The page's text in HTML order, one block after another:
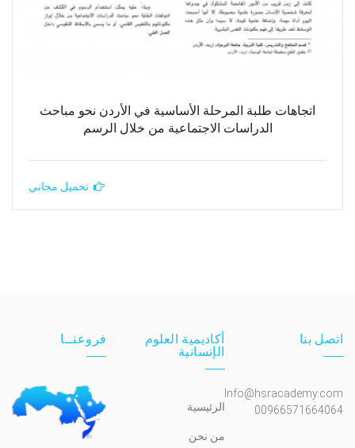
اتجاهات طلبة المرحلة الأساسية في الأردن نحو مباحث
الدراسات الاجتماعية من خلال الرسم
تحميل مجاني
اتصل بنا
Info@hsracademy.com
00966571664064
أكاديمية العلوم
الإنسانية
الرئيسية
من نحن
فروعنــا